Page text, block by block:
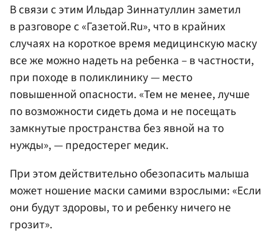
В связи с этим Ильдар Зиннатуллин заметил
в разговоре с «Газетой.Ru», что в крайних
случаях на короткое время медицинскую маску
все же можно надеть на ребенка – в частности,
при походе в поликлинику — место
повышенной опасности. «Тем не менее, лучше
по возможности сидеть дома и не посещать
замкнутые пространства без явной на то
нужды», — предостерег медик.
При этом действительно обезопасить малыша
может ношение маски самими взрослыми: «Если
они будут здоровы, то и ребенку ничего не
грозит».